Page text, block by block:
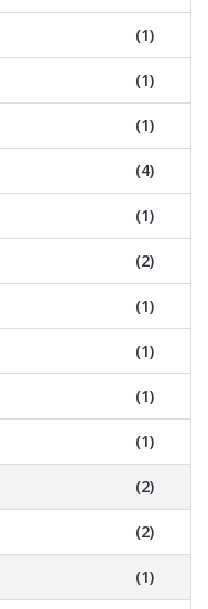
(1)
(1)
(1)
(4)
(1)
(2)
(1)
(1)
(1)
(1)
(2)
(2)
(1)